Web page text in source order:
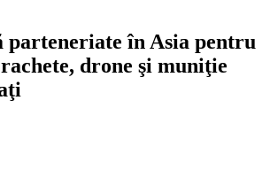
parteneriate în Asia pentru
drone şi muniţie